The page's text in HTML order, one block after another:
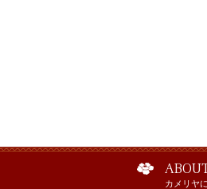
カメリヤ